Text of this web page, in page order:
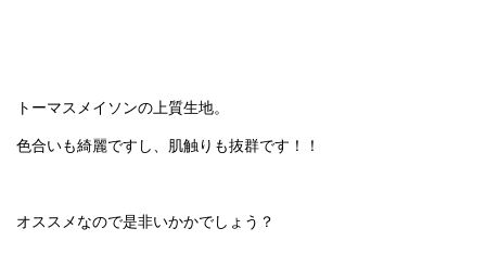
トーマスメイソンの上質生地。
色合いも綺麗ですし、肌触りも抜群です！！
オススメなので是非いかかでしょう？